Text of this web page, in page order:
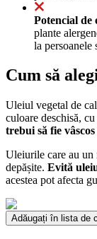
Potencial de
plante
la persoanele
Cum să
Uleiul vegetal de
culoare deschisă,
trebui să fie
Uleiurile care au un
depășite. Evită
acestea pot afecta
Adăugați în lista de